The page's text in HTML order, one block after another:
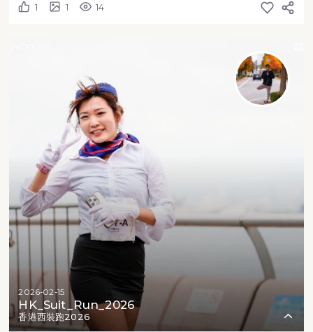
1 1 14
2026-02-15
HK_Suit_Run_2026
香港西裝跑2026